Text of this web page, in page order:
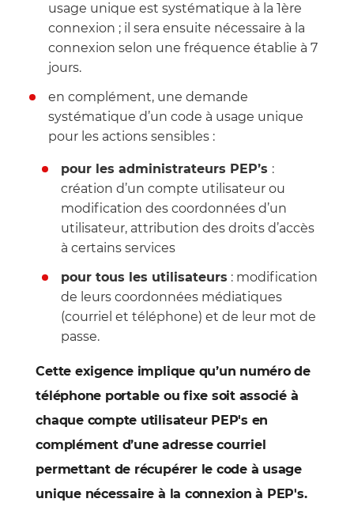
usage unique est systématique à la 1ère
connexion ; il sera ensuite nécessaire à la
connexion selon une fréquence établie à 7
jours.
en complément, une demande
systématique d’un code à usage unique
pour les actions sensibles :
pour les administrateurs PEP’s :
création d’un compte utilisateur ou
modification des coordonnées d’un
utilisateur, attribution des droits d’accès
à certains services
pour tous les utilisateurs : modification
de leurs coordonnées médiatiques
(courriel et téléphone) et de leur mot de
passe.
Cette exigence implique qu’un numéro de
téléphone portable ou fixe soit associé à
chaque compte utilisateur PEP's en
complément d’une adresse courriel
permettant de récupérer le code à usage
unique nécessaire à la connexion à PEP's.